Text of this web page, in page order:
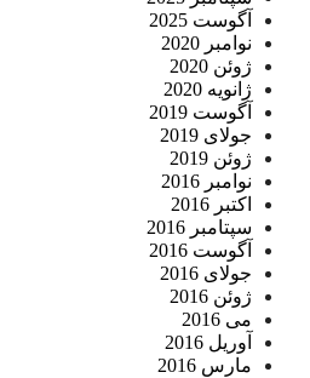
آگوست 2025
نوامبر 2020
ژوئن 2020
ژانویه 2020
آگوست 2019
جولای 2019
ژوئن 2019
نوامبر 2016
اکتبر 2016
سپتامبر 2016
آگوست 2016
جولای 2016
ژوئن 2016
می 2016
آوریل 2016
مارس 2016